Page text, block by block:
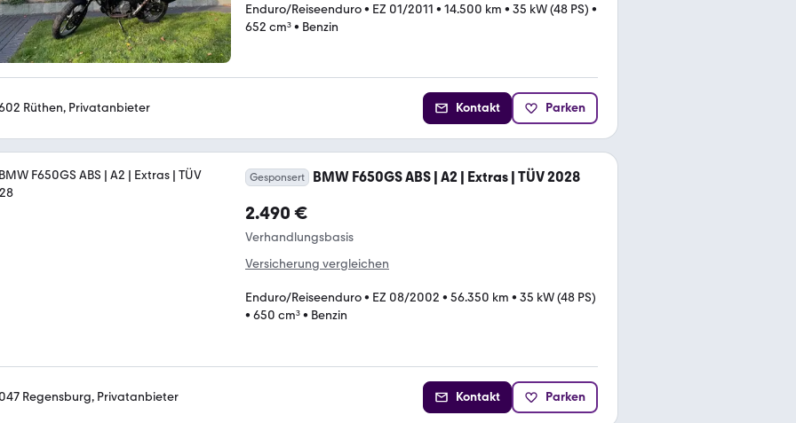
Enduro/Reiseenduro• EZ 01/2011 • 14.500 km • 35 kW (48 PS) •
652 cm³• Benzin
Rüthen, Privatanbieter Kontakt Parken
Gesponsert BMW F650GS ABS | A2 | Extras | TÜV 2028
2.490 €
Verhandlungsbasis
Versicherung vergleichen
Enduro/Reiseenduro• EZ 08/2002 • 56.350 km • 35 kW (48 PS)
• 650 cm³• Benzin
Regensburg, Privatanbieter Kontakt Parken